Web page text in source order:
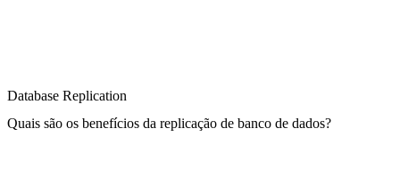
Database Replication
Quais são os benefícios da replicação de banco de dados?